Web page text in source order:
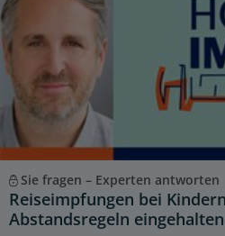
Sie fragen – Experten antworten
Reiseimpfungen bei
Abstandsregeln